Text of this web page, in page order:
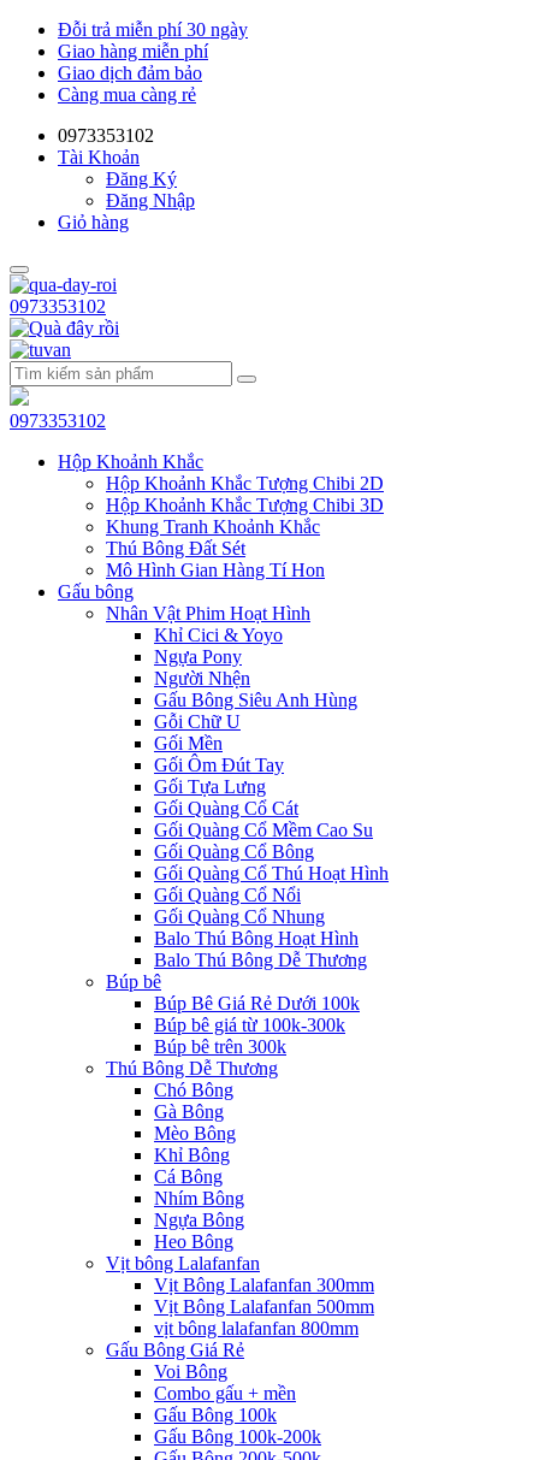
Đỗi trả miễn phí 30 ngày
Giao hàng miễn phí
Giao dịch đảm bảo
Càng mua càng rẻ
0973353102
Tài Khoản
Đăng Ký
Đăng Nhập
Giỏ hàng
0973353102
0973353102
Hộp Khoảnh Khắc
Hộp Khoảnh Khắc Tượng Chibi 2D
Hộp Khoảnh Khắc Tượng Chibi 3D
Khung Tranh Khoảnh Khắc
Thú Bông Đất Sét
Mô Hình Gian Hàng Tí Hon
Gấu bông
Nhân Vật Phim Hoạt Hình
Khỉ Cici & Yoyo
Ngựa Pony
Người Nhện
Gấu Bông Siêu Anh Hùng
Gỗi Chữ U
Gối Mền
Gối Ôm Đút Tay
Gối Tựa Lưng
Gối Quàng Cổ Cát
Gối Quàng Cổ Mềm Cao Su
Gối Quàng Cổ Bông
Gối Quàng Cổ Thú Hoạt Hình
Gối Quàng Cổ Nổi
Gối Quàng Cổ Nhung
Balo Thú Bông Hoạt Hình
Balo Thú Bông Dễ Thương
Búp bê
Búp Bê Giá Rẻ Dưới 100k
Búp bê giá từ 100k-300k
Búp bê trên 300k
Thú Bông Dễ Thương
Chó Bông
Gà Bông
Mèo Bông
Khỉ Bông
Cá Bông
Nhím Bông
Ngựa Bông
Heo Bông
Vịt bông Lalafanfan
Vịt Bông Lalafanfan 300mm
Vịt Bông Lalafanfan 500mm
vịt bông lalafanfan 800mm
Gấu Bông Giá Rẻ
Voi Bông
Combo gấu + mền
Gấu Bông 100k
Gấu Bông 100k-200k